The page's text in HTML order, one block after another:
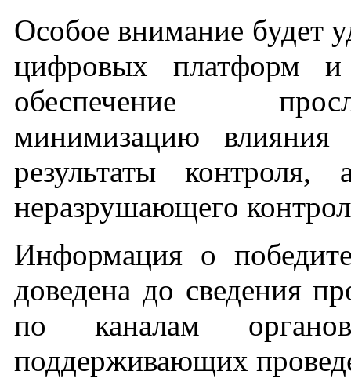
Особое внимание будет
цифровых платформ
обеспечение
минимизацию влияния
результаты
неразрушающего
Информация о
доведена до сведения
по каналам
поддерживающих